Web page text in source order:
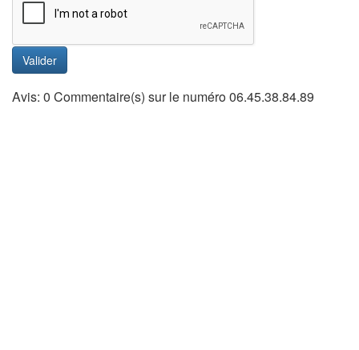
Valider
Avis: 0 Commentaire(s) sur le numéro 06.45.38.84.89